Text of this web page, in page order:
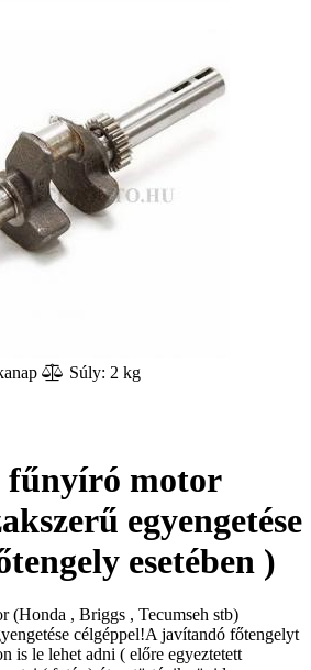
Súly: 2 kg
fűnyíró motor
egyengetése
esetében )
(Honda , Briggs , Tecumseh stb)
célgéppel!A javítandó főtengelyt
is le lehet adni ( előre egyeztetett